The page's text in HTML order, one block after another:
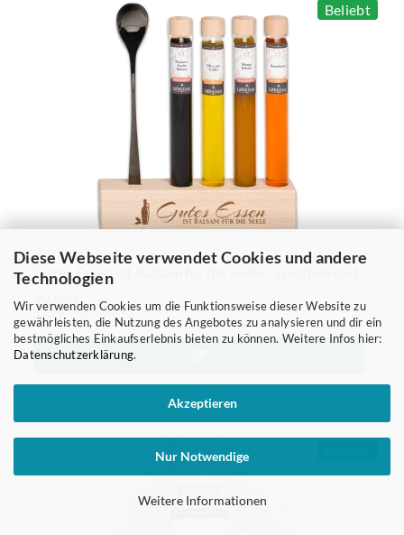
Diese Webseite verwendet Cookies und andere
Technologien
Wir verwenden Cookies um die Funktionsweise dieser Website zu
gewährleisten, die Nutzung des Angebotes zu analysieren und dir ein
bestmögliches Einkaufserlebnis bieten zu können. Weitere Infos hier:
Datenschutzerklärung.
Akzeptieren
Nur Notwendige
Weitere Informationen
Beliebt
Gutes Essen ist Balsam für die Seele - Geschenkset
29,95 €
inkl. gesetzl. MwSt.